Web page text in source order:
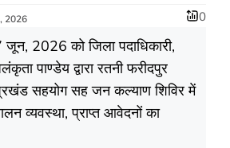
2026 0
जून, 2026 को जिला पदाधिकारी,
पाण्डेय द्वारा रतनी फरीदपुर
सहयोग सह जन कल्याण शिविर में
व्यवस्था, प्राप्त आवेदनों का